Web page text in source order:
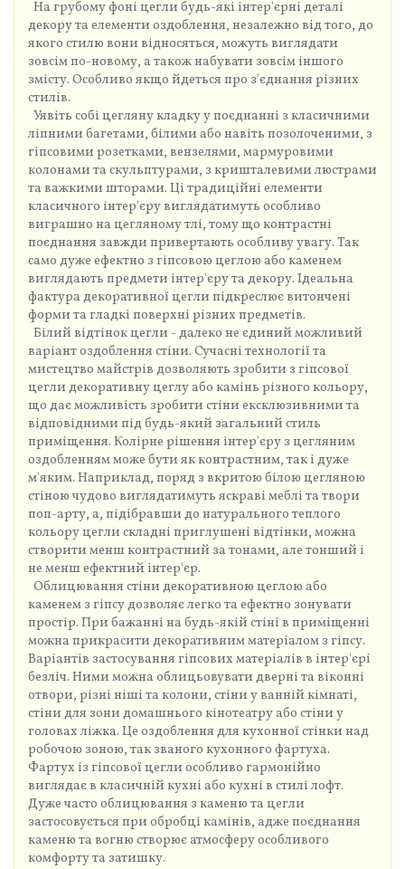
На грубому фоні цегли будь-які інтер'єрні деталі
декору та елементи оздоблення, незалежно від того, до
якого стилю вони відносяться, можуть виглядати
зовсім по-новому, а також набувати зовсім іншого
змісту. Особливо якщо йдеться про з'єднання різних
стилів.
Уявіть собі цегляну кладку у поєднанні з класичними
ліпними багетами, білими або навіть позолоченими, з
гіпсовими розетками, вензелями, мармуровими
колонами та скульптурами, з кришталевими люстрами
та важкими шторами. Ці традиційні елементи
класичного інтер'єру виглядатимуть особливо
виграшно на цегляному тлі, тому що контрастні
поєднання завжди привертають особливу увагу. Так
само дуже ефектно з гіпсовою цеглою або каменем
виглядають предмети інтер'єру та декору. Ідеальна
фактура декоративної цегли підкреслює витончені
форми та гладкі поверхні різних предметів.
Білий відтінок цегли - далеко не єдиний можливий
варіант оздоблення стіни. Сучасні технології та
мистецтво майстрів дозволяють зробити з гіпсової
цегли декоративну цеглу або камінь різного кольору,
що дає можливість зробити стіни ексклюзивними та
відповідними під будь-який загальний стиль
приміщення. Колірне рішення інтер'єру з цегляним
оздобленням може бути як контрастним, так і дуже
м'яким. Наприклад, поряд з вкритою білою цегляною
стіною чудово виглядатимуть яскраві меблі та твори
поп-арту, а, підібравши до натурального теплого
кольору цегли складні приглушені відтінки, можна
створити менш контрастний за тонами, але тонший і
не менш ефектний інтер'єр.
Облицювання стіни декоративною цеглою або
каменем з гіпсу дозволяє легко та ефектно зонувати
простір. При бажанні на будь-якій стіні в приміщенні
можна прикрасити декоративним матеріалом з гіпсу.
Варіантів застосування гіпсових матеріалів в інтер'єрі
безліч. Ними можна облицьовувати дверні та віконні
отвори, різні ніші та колони, стіни у ванній кімнаті,
стіни для зони домашнього кінотеатру або стіни у
головах ліжка. Це оздоблення для кухонної стінки над
робочою зоною, так званого кухонного фартуха.
Фартух із гіпсової цегли особливо гармонійно
виглядає в класичній кухні або кухні в стилі лофт.
Дуже часто облицювання з каменю та цегли
застосовується при обробці камінів, адже поєднання
каменю та вогню створює атмосферу особливого
комфорту та затишку.